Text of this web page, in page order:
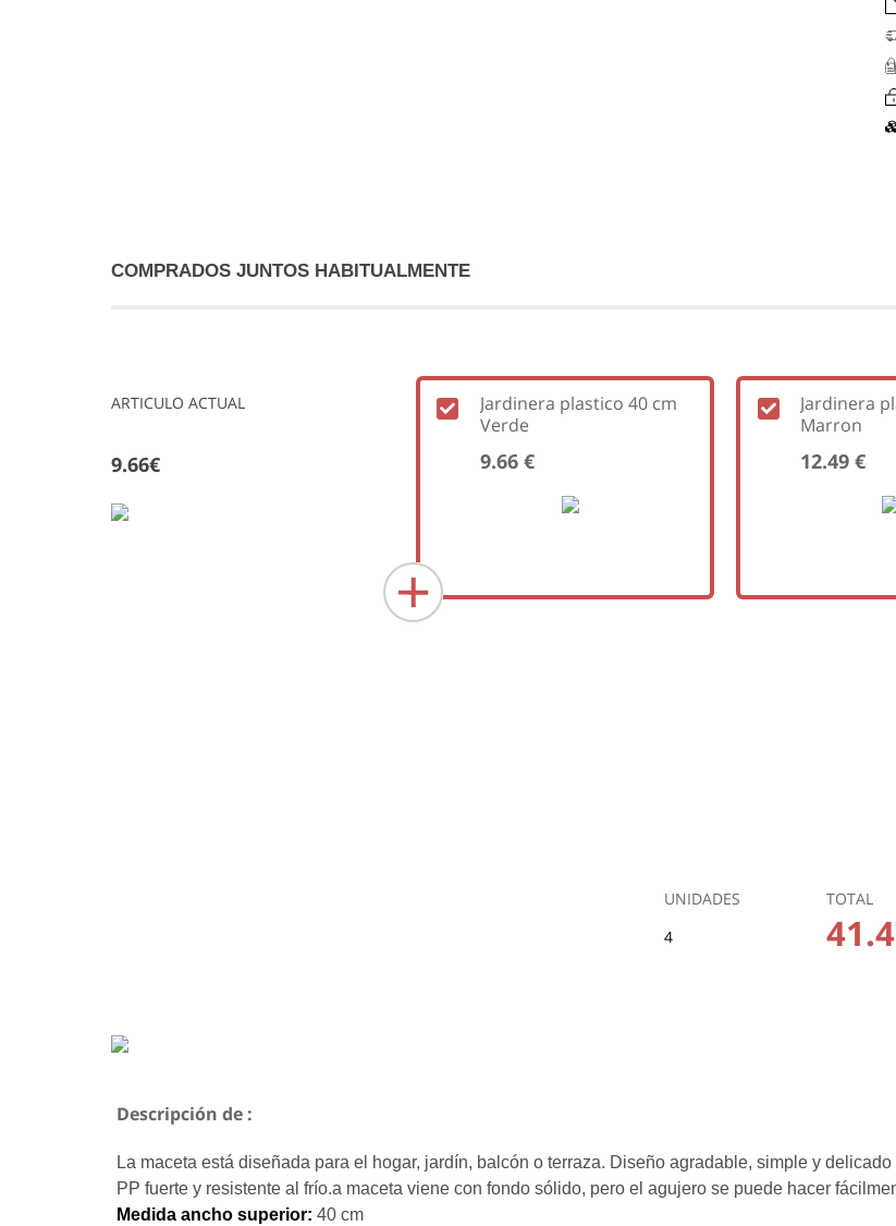
COMPRADOS JUNTOS HABITUALMENTE
ARTICULO ACTUAL
9.66€
Jardinera plastico 40 cm
Verde
9.66 €
Jardinera
Marron
12.49 €
UNIDADES
4
TOTAL
Descripción de :
La maceta está diseñada para el hogar, jardín, balcón o terraza. Diseño agradable, simple y
PP fuerte y resistente al frío.a maceta viene con fondo sólido, pero el agujero se puede hacer
Medida ancho superior: 40 cm